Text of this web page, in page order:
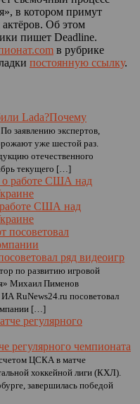
в котором примут
актёров. Об этом
пишет Deadline.
в рубрике
постоянную ссылку.
Почему
По заявлению экспертов,
уже шестой раз.
отечественного
текущего […]
работе США над
ряд видеоигр
по развитию игровой
Михаил Пименов
RuNews24.ru посоветовал
[…]
чемпионата
ЦСКА в матче
хоккейной лиги (КХЛ).
завершилась победой